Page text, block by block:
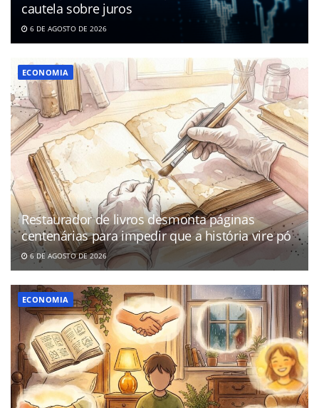
cautela sobre juros
6 DE AGOSTO DE 2026
ECONOMIA
Restaurador de livros desmonta páginas
centenárias para impedir que a história vire pó
6 DE AGOSTO DE 2026
ECONOMIA